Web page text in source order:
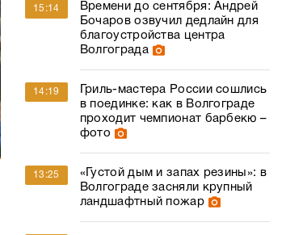
15:14
Времени до сентября: Андрей
Бочаров озвучил дедлайн для
благоустройства центра
Волгограда
14:19
Гриль-мастера России сошлись
в поединке: как в Волгограде
проходит чемпионат барбекю –
фото
13:25
«Густой дым и запах резины»: в
Волгограде засняли крупный
ландшафтный пожар